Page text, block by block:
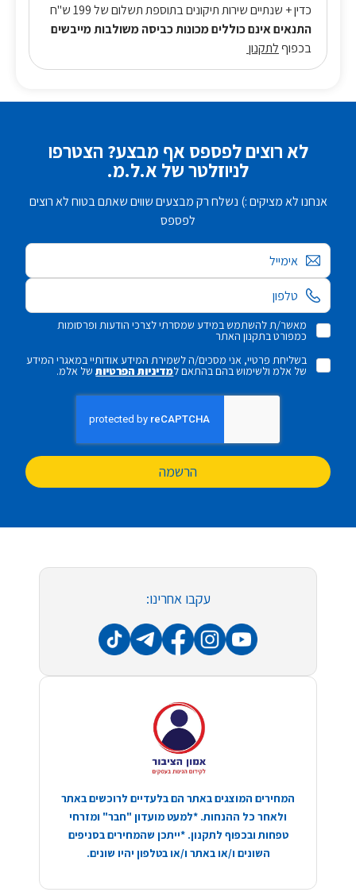
כדין + שנתיים שירות תיקונים בתוספת תשלום של 199 ש"ח
התנאים אינם כוללים מכונות כביסה משולבות מייבשים
בכפוףלתקנון
לא רוצים לפספס אף מבצע? הצטרפו
לניוזלטר של א.ל.מ.
אנחנו לא מציקים :) נשלח רק מבצעים שווים שאתם בטוח לא רוצים
לפספס
אימייל
מאשר/ת להשתמש במידע שמסרתי לצרכי הודעות ופרסומות
כמפורט בתקנון האתר
בשליחת פרטיי, אני מסכים/ה לשמירת המידע אודותיי במאגרי המידע
של אלמ ולשימוש בהם בהתאם למדיניות הפרטיותשל אלמ.
הרשמה
עקבו אחרינו:
המחירים המוצגים באתר הם בלעדיים לרוכשים באתר
ולאחר כל ההנחות. *למעט מועדון "חבר" ומזרחי
טפחות ובכפוף לתקנון. *ייתכן שהמחירים בסניפים
השונים ו/או באתר ו/או בטלפון יהיו שונים.